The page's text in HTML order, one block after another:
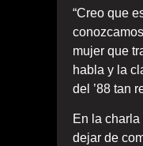
“Creo que
mujer que
habla y la
del ’88 tan
En la
dejar de